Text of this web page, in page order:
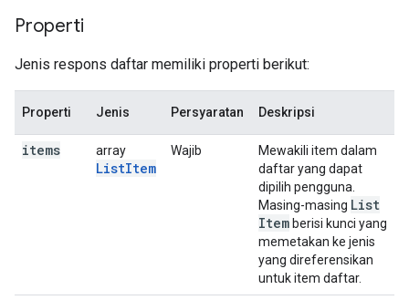
Properti
Jenis respons daftar memiliki properti berikut:
Properti Jenis Persyaratan Deskripsi
items array
ListItem
Wajib
Mewakili item dalam
daftar yang dapat
dipilih pengguna.
Masing-masing List
Item berisi kunci yang
memetakan ke jenis
yang direferensikan
untuk item daftar.